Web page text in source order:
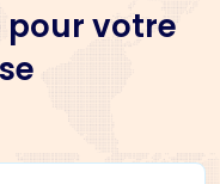
pour votre